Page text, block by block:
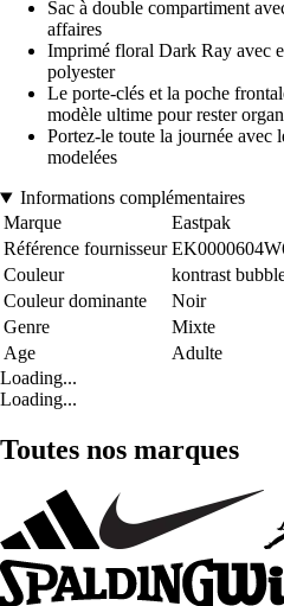
Sac à double compartiment
affaires
Imprimé floral Dark Ray avec
polyester
Le porte-clés et la poche
modèle ultime pour rester
Portez-le toute la journée avec
modelées
Informations complémentaires
Marque
Eastpak
Référence fournisseur
Couleur
kontrast
Couleur dominante
Noir
Genre
Mixte
Age
Adulte
Loading...
Loading...
Toutes nos marques